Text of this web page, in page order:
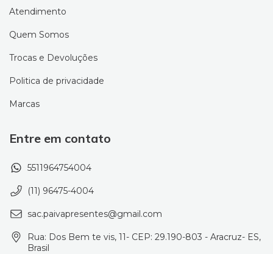
Atendimento
Quem Somos
Trocas e Devoluções
Politica de privacidade
Marcas
Entre em contato
5511964754004
(11) 96475-4004
sac.paivapresentes@gmail.com
Rua: Dos Bem te vis, 11- CEP: 29.190-803 - Aracruz- ES,
Brasil